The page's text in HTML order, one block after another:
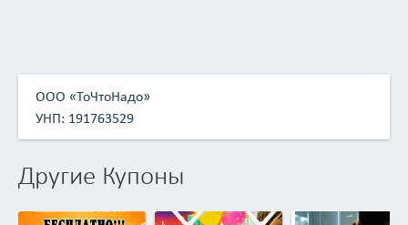
ООО «ТоЧтоНадо»
УНП: 191763529
Другие Купоны